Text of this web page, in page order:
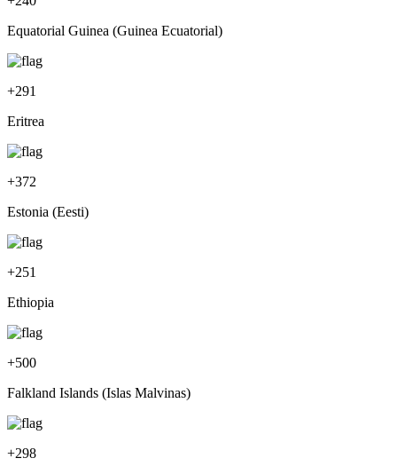
Equatorial Guinea (Guinea Ecuatorial)
+291
Eritrea
+372
Estonia (Eesti)
+251
Ethiopia
+500
Falkland Islands (Islas Malvinas)
+298